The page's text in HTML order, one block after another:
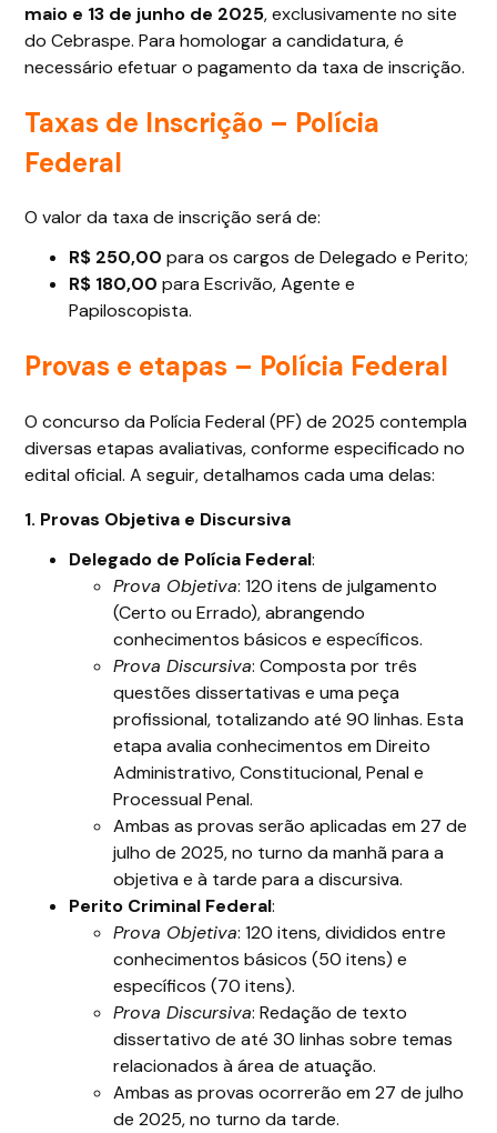
maio e 13 de junho de 2025, exclusivamente no site
do Cebraspe. Para homologar a candidatura, é
necessário efetuar o pagamento da taxa de inscrição.
Taxas de Inscrição – Polícia
Federal
O valor da taxa de inscrição será de:
R$ 250,00 para os cargos de Delegado e Perito;
R$ 180,00 para Escrivão, Agente e
Papiloscopista.
Provas e etapas – Polícia Federal
O concurso da Polícia Federal (PF) de 2025 contempla
diversas etapas avaliativas, conforme especificado no
edital oficial. A seguir, detalhamos cada uma delas:
1. Provas Objetiva e Discursiva
Delegado de Polícia Federal:
Prova Objetiva: 120 itens de julgamento
(Certo ou Errado), abrangendo
conhecimentos básicos e específicos.
Prova Discursiva: Composta por três
questões dissertativas e uma peça
profissional, totalizando até 90 linhas. Esta
etapa avalia conhecimentos em Direito
Administrativo, Constitucional, Penal e
Processual Penal.
Ambas as provas serão aplicadas em 27 de
julho de 2025, no turno da manhã para a
objetiva e à tarde para a discursiva.
Perito Criminal Federal:
Prova Objetiva: 120 itens, divididos entre
conhecimentos básicos (50 itens) e
específicos (70 itens).
Prova Discursiva: Redação de texto
dissertativo de até 30 linhas sobre temas
relacionados à área de atuação.
Ambas as provas ocorrerão em 27 de julho
de 2025, no turno da tarde.